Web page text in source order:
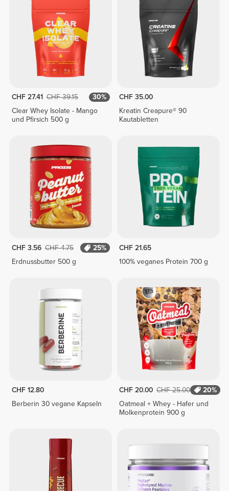
CHF 27.41 CHF 39.15
30%
Clear Whey Isolate - Mango
und Pfirsich 500 g
CHF 35.00
Kreatin Creapure® 90
Kautabletten
CHF 3.56 CHF 4.75
25%
Erdnussbutter 500 g
CHF 21.65
100% veganes Protein 700 g
CHF 12.80
Berberin 30 vegane Kapseln
CHF 20.00 CHF 25.00
20%
Oatmeal + Whey - Hafer und
Molkenprotein 900 g